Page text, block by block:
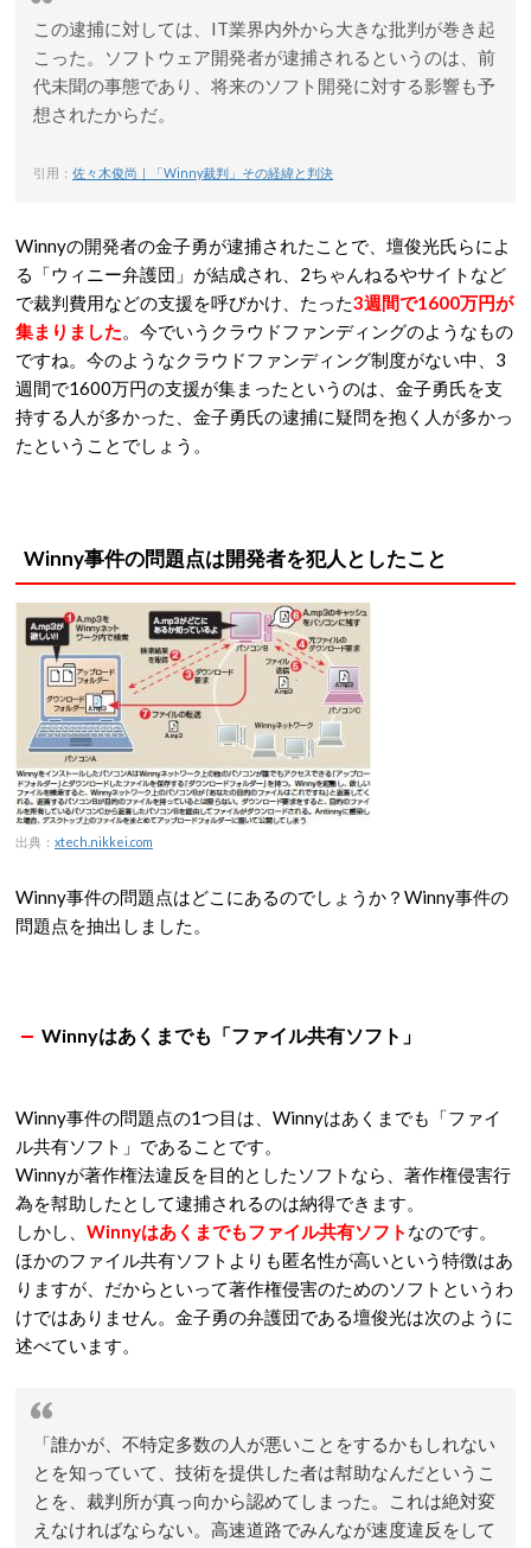
この逮捕に対しては、IT業界内外から大きな批判が巻き起
こった。ソフトウェア開発者が逮捕されるというのは、前
代未聞の事態であり、将来のソフト開発に対する影響も予
想されたからだ。
引用： 佐々木俊尚｜「Winny裁判」その経緯と判決
Winnyの開発者の金子勇が逮捕されたことで、壇俊光氏らによ
る「ウィニー弁護団」が結成され、2ちゃんねるやサイトなど
で裁判費用などの支援を呼びかけ、たった3週間で1600万円が
集まりました。今でいうクラウドファンディングのようなもの
ですね。今のようなクラウドファンディング制度がない中、3
週間で1600万円の支援が集まったというのは、金子勇氏を支
持する人が多かった、金子勇氏の逮捕に疑問を抱く人が多かっ
たということでしょう。
Winny事件の問題点は開発者を犯人としたこと
出典： xtech.nikkei.com
Winny事件の問題点はどこにあるのでしょうか？Winny事件の
問題点を抽出しました。
Winnyはあくまでも「ファイル共有ソフト」
Winny事件の問題点の1つ目は、Winnyはあくまでも「ファイ
ル共有ソフト」であることです。
Winnyが著作権法違反を目的としたソフトなら、著作権侵害行
為を幇助したとして逮捕されるのは納得できます。
しかし、 Winnyはあくまでもファイル共有ソフト なのです。
ほかのファイル共有ソフトよりも匿名性が高いという特徴はあ
りますが、だからといって著作権侵害のためのソフトというわ
けではありません。金子勇の弁護団である壇俊光は次のように
述べています。
「誰かが、不特定多数の人が悪いことをするかもしれない
とを知っていて、技術を提供した者は幇助なんだというこ
とを、裁判所が真っ向から認めてしまった。これは絶対変
えなければならない。高速道路でみんなが速度違反をして